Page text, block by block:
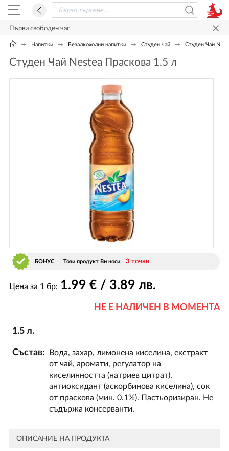
Първи свободен час
Напитки Безалкохолни напитки Студен чай Студен Чай
Студен Чай Nestea Праскова 1.5 л
БОНУС Този продукт Ви носи: 3 точки
Цена за 1 бр: 1.99 € / 3.89 лв.
НЕ Е НАЛИЧЕН В МОМЕНТА
1.5 л.
Състав:
Вода, захар, лимонена киселина, екстракт
от чай, аромати, регулатор на
киселинността (натриев цитрат),
антиоксидант (аскорбинова киселина), сок
от праскова (мин. 0.1%). Пастьоризиран. Не
съдържа консерванти.
ОПИСАНИЕ НА ПРОДУКТА